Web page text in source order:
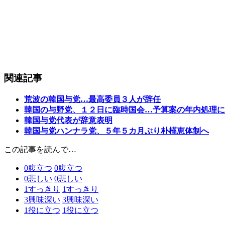
関連記事
荒波の韓国与党…最高委員３人が辞任
韓国の与野党、１２日に臨時国会…予算案の年内処理
韓国与党代表が辞意表明
韓国与党ハンナラ党、５年５カ月ぶり朴槿恵体制へ
この記事を読んで…
0腹立つ 0腹立つ
0悲しい 0悲しい
1すっきり 1すっきり
3興味深い 3興味深い
1役に立つ 1役に立つ